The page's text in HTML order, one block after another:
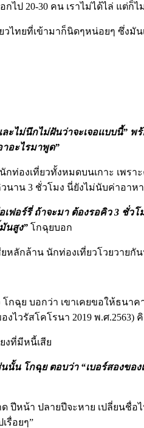
ป 20-30 คน เราไม่ได้ไล่ แต่ก็ไ
ไทยที่เข้ามาก็นิดๆหน่อยๆ ซึ่ง
ะไม่นึกไม่ฝันว่าจะเจอแบบนี้”
อะไรมาพูด”
ท่องเที่ยวทั้งหมดบนเกาะ เพ
วนาน 3 ชั่วโมง นี่ยังไม่นับค่าอา
ฟอร์รี่ ถ้าจะมา ต้องรอคิว 3 ชั่
นสูง” โกฉุยบอก
หลักล้าน นักท่องเที่ยวโวยวายกั
กฉุย บอกว่า เขาเคยขอให้ธน
วรัสโคโรนา 2019 พ.ศ.2563)
งที่มีหนี้เสีย
น โกฉุย ตอบว่า “เบอร์สองข
หน้า ปลายปีจะหาย เปลี่ยนชื่
รื่อยๆ”